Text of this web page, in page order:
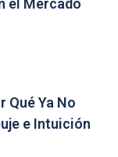
Qué Ya No
e Intuición